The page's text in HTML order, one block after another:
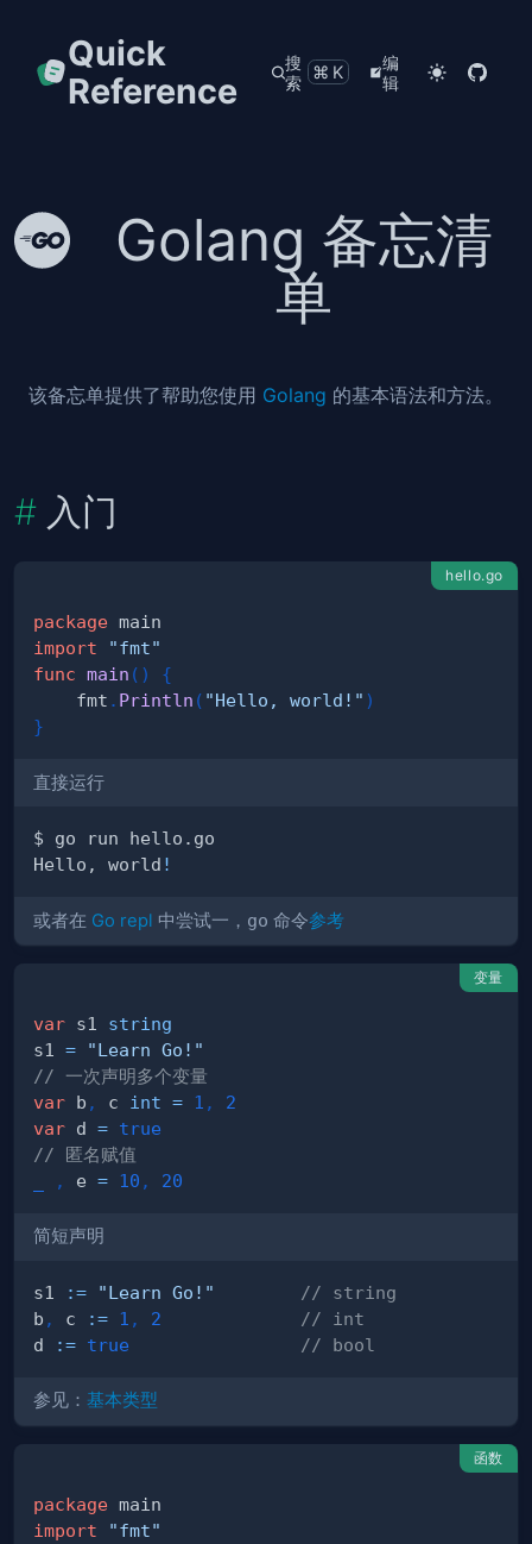
Quick
Reference
搜
索
⌘K
编
辑
Golang 备忘清
单
该备忘单提供了帮助您使用 Golang 的基本语法和方法。
入门
hello.go
package
import
"fmt"
func main ( )
{
    fmt
. Println ( "Hello, world!" )
}
直接运行
Hello, world !
或者在 Go repl 中尝试一， go 命令参考
变量
var s1 string
s1 =
"Learn Go!"
// 一次声明多个变量
var b , c int = 1 ,
2
var d = true
// 匿名赋值
, e = 10 , 20
简短声明
s1 := "Learn Go!"
// string
b , c := 1 , 2
// int
d
:= true // bool
参见： 基本类型
函数
package
import
"fmt"